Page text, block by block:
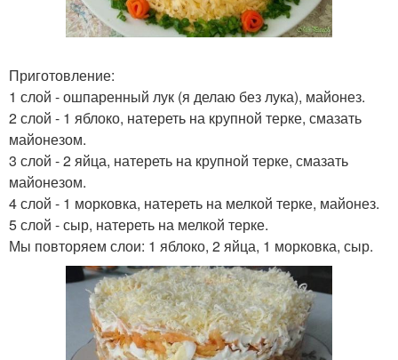
Приготовление:
1 слой - ошпаренный лук (я делаю без лука), майонез.
2 слой - 1 яблоко, натереть на крупной терке, смазать
майонезом.
3 слой - 2 яйца, натереть на крупной терке, смазать
майонезом.
4 слой - 1 морковка, натереть на мелкой терке, майонез.
5 слой - сыр, натереть на мелкой терке.
Мы повторяем слои: 1 яблоко, 2 яйца, 1 морковка, сыр.